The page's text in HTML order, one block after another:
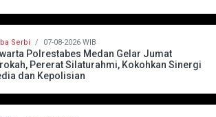
Serbi / 07-08-2026 WIB
Polrestabes Medan Gelar Jumat
Pererat Silaturahmi, Kokohkan Sinergi
dan Kepolisian